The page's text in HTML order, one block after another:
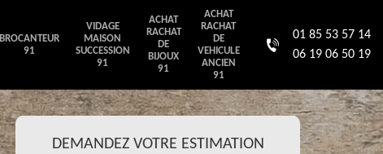
BROCANTEUR
91
VIDAGE
MAISON
SUCCESSION
91
ACHAT
RACHAT
DE
BIJOUX
91
ACHAT
RACHAT
DE
VEHICULE
ANCIEN
91
01 85 53 57 14
06 19 06 50 19
DEMANDEZ VOTRE ESTIMATION